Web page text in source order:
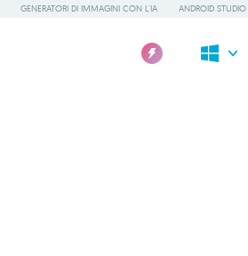
GENERATORI DI IMMAGINI CON L'IA ANDROID STUDIO